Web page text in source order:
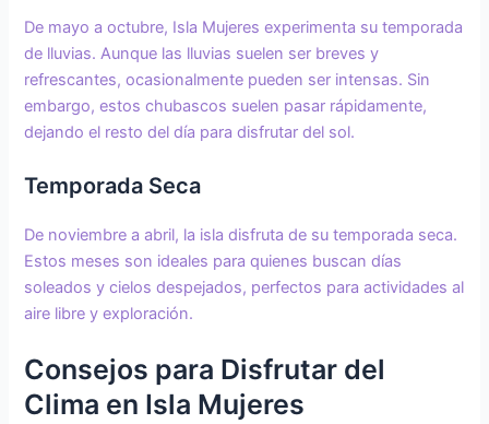
De mayo a octubre, Isla Mujeres experimenta su temporada
de lluvias. Aunque las lluvias suelen ser breves y
refrescantes, ocasionalmente pueden ser intensas. Sin
embargo, estos chubascos suelen pasar rápidamente,
dejando el resto del día para disfrutar del sol.
Temporada Seca
De noviembre a abril, la isla disfruta de su temporada seca.
Estos meses son ideales para quienes buscan días
soleados y cielos despejados, perfectos para actividades al
aire libre y exploración.
Consejos para Disfrutar del
Clima en Isla Mujeres